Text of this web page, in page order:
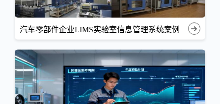
汽车零部件企业LIMS实验室信息管理系统案例